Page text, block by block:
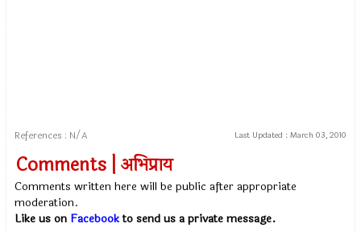
References : N/A Last Updated : March 03, 2010
Comments | अभिप्राय
Comments written here will be public after appropriate
moderation.
Like us on Facebookto send us a private message.